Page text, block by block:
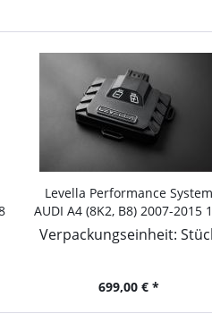
Levella Performance System
AUDI A4 (8K2, B8) 2007-2015
TFSI, 120PS/88kW, 1798ccm
Verpackungseinheit:
699,00 € *